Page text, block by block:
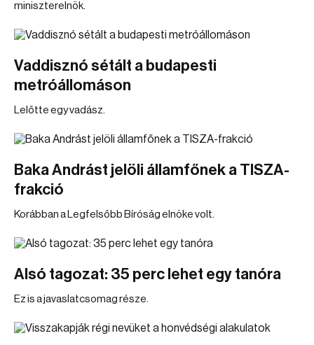
miniszterelnök.
Vaddisznó sétált a budapesti
metróállomáson
Lelőtte egy vadász.
Baka Andrást jelöli államfőnek a TISZA-
frakció
Korábban a Legfelsőbb Bíróság elnöke volt.
Alsó tagozat: 35 perc lehet egy tanóra
Ez is a javaslatcsomag része.